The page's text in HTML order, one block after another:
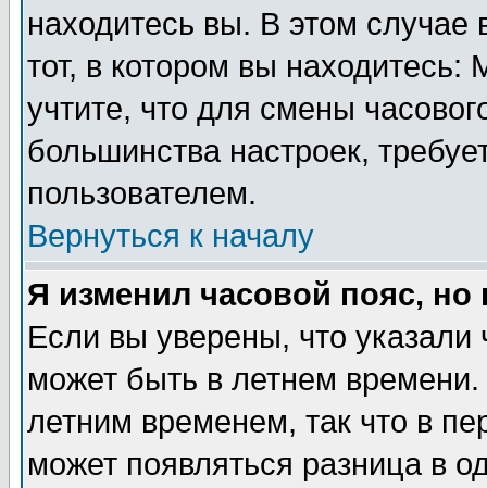
находитесь вы. В этом
тот, в котором вы
учтите, что для смены
большинства настроек,
пользователем.
Вернуться к началу
Я изменил часовой пояс,
Если вы уверены, что указали
может быть в летнем
летним временем, так что в
может появляться разница в